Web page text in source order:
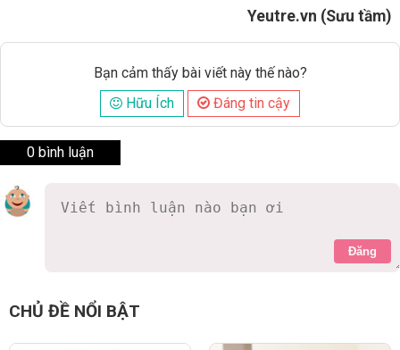
Yeutre.vn (Sưu tầm)
Bạn cảm thấy bài viết này thế nào?
Hữu Ích
Đáng tin cậy
0 bình luận
Đăng
CHỦ ĐỀ NỔI BẬT